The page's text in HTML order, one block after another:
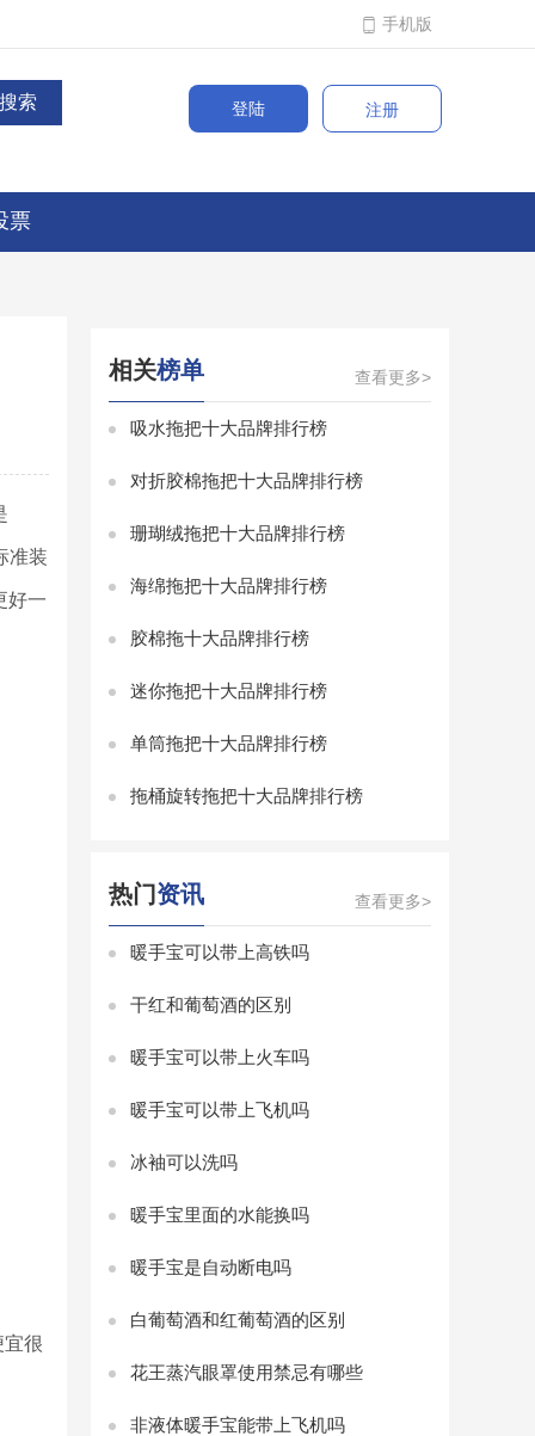
手机版
登陆
注册
票
准装
好一
很
相关榜单 查看更多>
吸水拖把十大品牌排行榜
对折胶棉拖把十大品牌排行榜
珊瑚绒拖把十大品牌排行榜
海绵拖把十大品牌排行榜
胶棉拖十大品牌排行榜
迷你拖把十大品牌排行榜
单筒拖把十大品牌排行榜
拖桶旋转拖把十大品牌排行榜
热门资讯 查看更多>
暖手宝可以带上高铁吗
干红和葡萄酒的区别
暖手宝可以带上火车吗
暖手宝可以带上飞机吗
冰袖可以洗吗
暖手宝里面的水能换吗
暖手宝是自动断电吗
白葡萄酒和红葡萄酒的区别
花王蒸汽眼罩使用禁忌有哪些
非液体暖手宝能带上飞机吗